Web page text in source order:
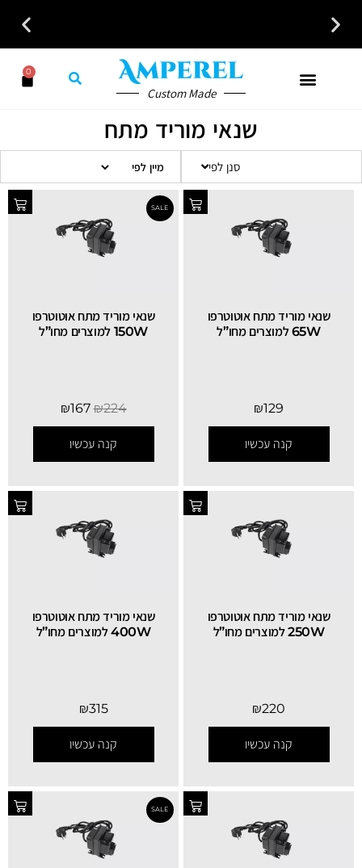
לקבלת ייעוץ חינם חייגו עכשיו - 058-7401300
Custom Made
0
שנאי מוריד מתח
סנן לפי
שנאי מוריד מתח אוטוטרפו
65W למוצרים מחו”ל
₪129
קנה עכשיו
SALE
שנאי מוריד מתח אוטוטרפו
150W למוצרים מחו”ל
₪224
₪167
קנה עכשיו
שנאי מוריד מתח אוטוטרפו
250W למוצרים מחו”ל
₪220
קנה עכשיו
שנאי מוריד מתח אוטוטרפו
400W למוצרים מחו”ל
₪315
קנה עכשיו